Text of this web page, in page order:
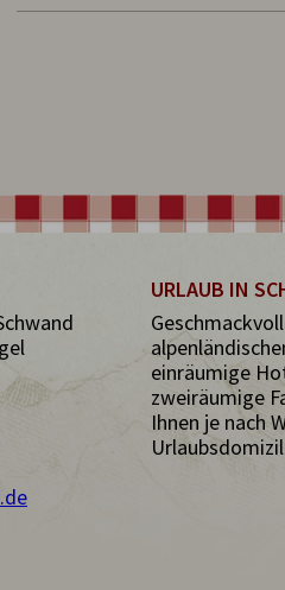
URLAUB IN
einräumige
zweiräumige
Ihnen je nach